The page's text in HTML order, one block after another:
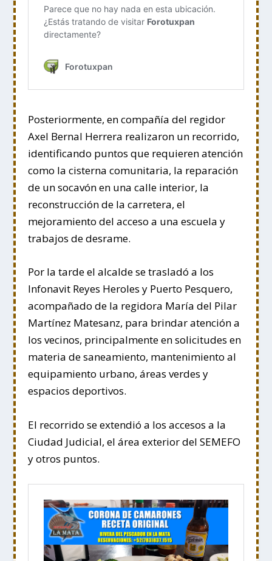
Posteriormente, en compañía del regidor
Axel Bernal Herrera realizaron un recorrido,
identificando puntos que requieren atención
como la cisterna comunitaria, la reparación
de un socavón en una calle interior, la
reconstrucción de la carretera, el
mejoramiento del acceso a una escuela y
trabajos de desrame.
Por la tarde el alcalde se trasladó a los
Infonavit Reyes Heroles y Puerto Pesquero,
acompañado de la regidora María del Pilar
Martínez Matesanz, para brindar atención a
los vecinos, principalmente en solicitudes en
materia de saneamiento, mantenimiento al
equipamiento urbano, áreas verdes y
espacios deportivos.
El recorrido se extendió a los accesos a la
Ciudad Judicial, el área exterior del SEMEFO
y otros puntos.